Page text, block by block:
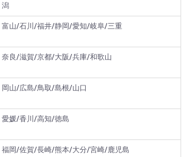
潟
富山/石川/福井/静岡/愛知/岐阜/三重
奈良/滋賀/京都/大阪/兵庫/和歌山
岡山/広島/鳥取/島根/山口
愛媛/香川/高知/徳島
福岡/佐賀/長崎/熊本/大分/宮崎/鹿児島